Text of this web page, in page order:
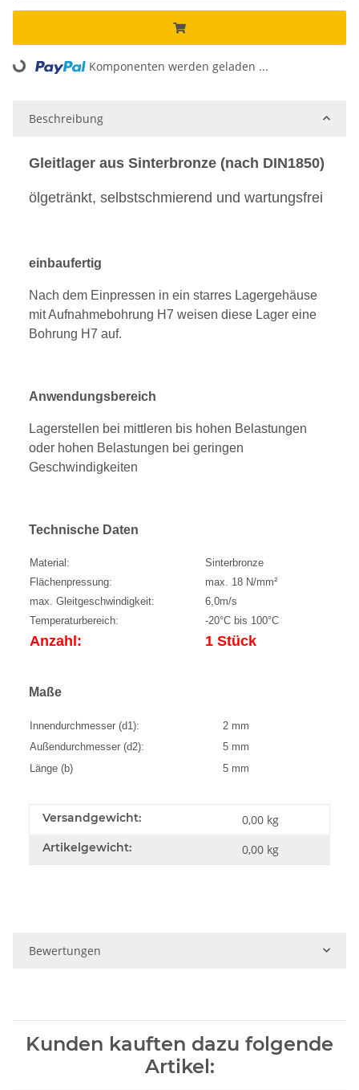
Loading... Komponenten werden geladen ...
Beschreibung
Gleitlager aus Sinterbronze (nach DIN1850)
ölgetränkt, selbstschmierend und wartungsfrei
einbaufertig
Nach dem Einpressen in ein starres Lagergehäuse
mit Aufnahmebohrung H7 weisen diese Lager eine
Bohrung H7 auf.
Anwendungsbereich
Lagerstellen bei mittleren bis hohen Belastungen
oder hohen Belastungen bei geringen
Geschwindigkeiten
Technische Daten
Material:
Sinterbronze
Flächenpressung:
max. 18 N/mm²
max. Gleitgeschwindigkeit:
6,0m/s
Temperaturbereich:
-20°C bis 100°C
Anzahl: 1 Stück
Maße
Innendurchmesser (d1):
2 mm
Außendurchmesser (d2):
5 mm
Länge (b)
5 mm
Versandgewicht: 0,00 kg
Artikelgewicht: 0,00 kg
Bewertungen
Kunden kauften dazu folgende
Artikel: